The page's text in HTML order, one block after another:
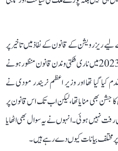
ریزرویشن کے قانون کے نفاذ میں تاخیر پر
حکومت کو نشانہ بنایا۔ انہوں نے کہا کہ 2023 میں ناری شکتی وندن قانون منظور ہونے
گیا تھا اور وزیر اعظم نریندر مودی نے
جشن بھی منایا تھا، لیکن اب تک اس قانون پر
نہیں ہوئی۔ انہوں نے یہ سوال بھی اٹھایا
مختلف بیانات کیوں دے رہے ہیں۔